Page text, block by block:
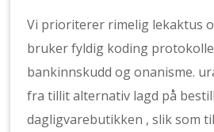
Vi prioriterer rimelig lekaktus
bruker fyldig koding
bankinnskudd og onanisme.
fra tillit alternativ lagd på
dagligvarebutikken , slik som